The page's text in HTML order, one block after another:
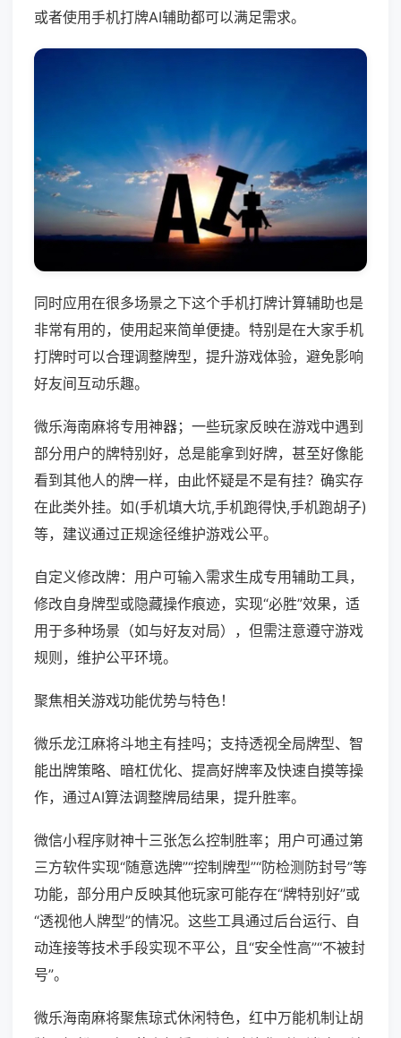
或者使用手机打牌AI辅助都可以满足需求。
同时应用在很多场景之下这个手机打牌计算辅助也是
非常有用的，使用起来简单便捷。特别是在大家手机
打牌时可以合理调整牌型，提升游戏体验，避免影响
好友间互动乐趣。
微乐海南麻将专用神器；一些玩家反映在游戏中遇到
部分用户的牌特别好，总是能拿到好牌，甚至好像能
看到其他人的牌一样，由此怀疑是不是有挂？确实存
在此类外挂。如(手机填大坑,手机跑得快,手机跑胡子)
等，建议通过正规途径维护游戏公平。
自定义修改牌：用户可输入需求生成专用辅助工具，
修改自身牌型或隐藏操作痕迹，实现“必胜”效果，适
用于多种场景（如与好友对局），但需注意遵守游戏
规则，维护公平环境。
聚焦相关游戏功能优势与特色！
微乐龙江麻将斗地主有挂吗；支持透视全局牌型、智
能出牌策略、暗杠优化、提高好牌率及快速自摸等操
作，通过AI算法调整牌局结果，提升胜率。
微信小程序财神十三张怎么控制胜率；用户可通过第
三方软件实现“随意选牌”“控制牌型”“防检测防封号”等
功能，部分用户反映其他玩家可能存在“牌特别好”或
“透视他人牌型”的情况。这些工具通过后台运行、自
动连接等技术手段实现不平公，且“安全性高”“不被封
号”。
微乐海南麻将聚焦琼式休闲特色，红中万能机制让胡